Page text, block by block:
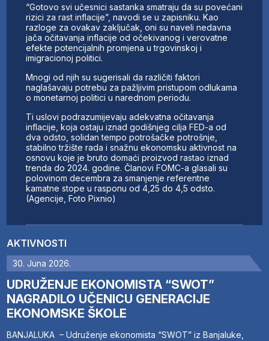
AKTIVNOSTI
30. Juna 2026.
UDRUŽENJE EKONOMISTA “SWOT”
NAGRADILO UČENICU GENERACIJE
EKONOMSKE ŠKOLE
BANJALUKA – Udruženje ekonomista “SWOT” iz Banjaluke,
“Gotovo svi učesnici sastanka smatraju da su povećani
rizici za rast inflacije”, navodi se u zapisniku. Kao
razloge za ovakav zaključak, oni su naveli nedavna
jača očitavanja inflacije od očekivanog i verovatne
efekte potencijalnih promjena u trgovinskoj i
imigracionoj politici.
Mnogi od njih su sugerisali da različiti faktori
naglašavaju potrebu za pažljivim pristupom odlukama
o monetarnoj politici u narednom periodu.
Ti uslovi podrazumijevaju adekvatna očitavanja
inflacije, koja ostaju iznad godišnjeg cilja FED-a od
dva odsto, solidan tempo potrošačke potrošnje,
stabilno tržište rada i snažnu ekonomsku aktivnost na
osnovu koje je bruto domaći proizvod rastao iznad
trenda do 2024. godine. Članovi FOMC-a glasali su
polovinom decembra za smanjenje referentne
kamatne stope u rasponu od 4,25 do 4,5 odsto.
(Agencije, Foto Pixnio)